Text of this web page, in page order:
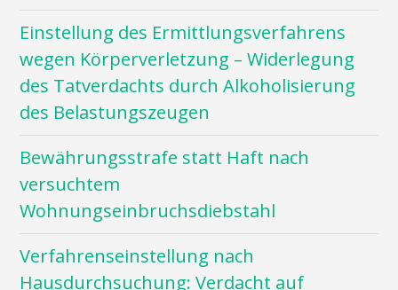
Einstellung des Ermittlungsverfahrens
wegen Körperverletzung – Widerlegung
des Tatverdachts durch Alkoholisierung
des Belastungszeugen
Bewährungsstrafe statt Haft nach
versuchtem
Wohnungseinbruchsdiebstahl
Verfahrenseinstellung nach
Hausdurchsuchung: Verdacht auf